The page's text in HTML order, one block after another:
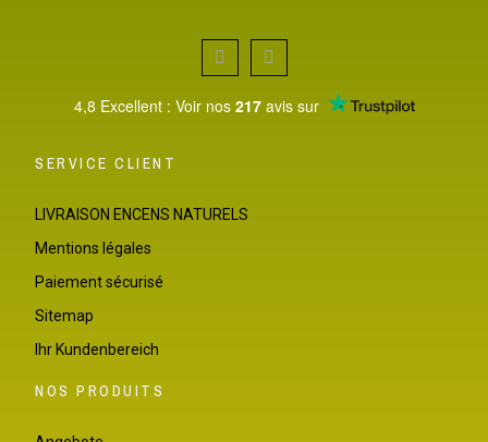
4,8 Excellent : Voir nos 217avis sur
SERVICE CLIENT
LIVRAISON ENCENS NATURELS
Mentions légales
Paiement sécurisé
Sitemap
Ihr Kundenbereich
NOS PRODUITS